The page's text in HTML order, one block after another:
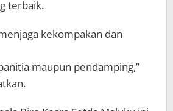
terbaik.
kekompakan dan
maupun pendamping,”